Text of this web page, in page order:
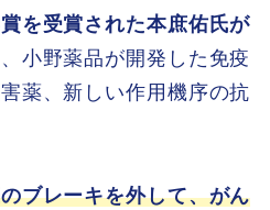
を受賞された本庶佑氏が
小野薬品が開発した免疫
薬、新しい作用機序の抗
ブレーキを外して、がん